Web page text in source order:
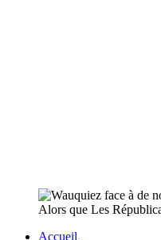
Alors que Les
Accueil